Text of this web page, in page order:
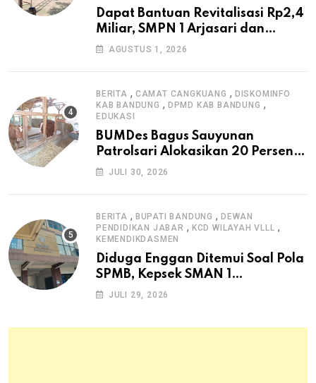
Dapat Bantuan Revitalisasi Rp2,4
Miliar, SMPN 1 Arjasari dan
Masyarakat Sambut Antusias
AGUSTUS 1, 2026
BERITA , CAMAT CANGKUANG , DISKOMINFO
KAB BANDUNG , DPMD KAB BANDUNG ,
EDUKASI
BUMDes Bagus Sauyunan
Patrolsari Alokasikan 20 Persen
Dana Desa untuk Ketahanan
JULI 30, 2026
BERITA , BUPATI BANDUNG ,DEWAN
PENDIDIKAN JABAR , KCD WILAYAH VLLL ,
KEMENDIKDASMEN
Diduga Enggan Ditemui Soal Pola
SPMB, Kepsek SMAN 1
Dayeuhkolot Dikeluhkan Orang
JULI 29, 2026